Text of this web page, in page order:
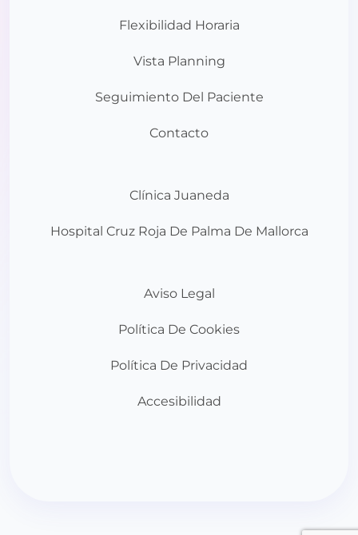
Flexibilidad Horaria
Vista Planning
Seguimiento Del Paciente
Contacto
Clínica Juaneda
Hospital Cruz Roja De Palma De Mallorca
Aviso Legal
Política De Cookies
Política De Privacidad
Accesibilidad